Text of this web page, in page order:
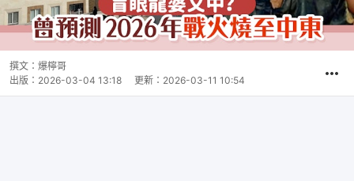
撰文： 爆檸哥
出版： 2026-03-04 13:18 更新： 2026-03-11 10:54